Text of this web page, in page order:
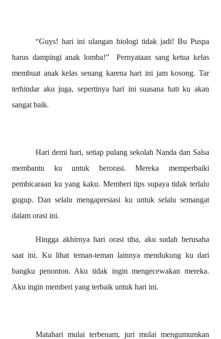
“Guys! hari ini ulangan biologi tidak jadi! Bu Puspa
harus dampingi anak lomba!”
Pernyataan sang ketua kelas
membuat anak kelas senang karena hari ini jam kosong. Tar
terhindar aku juga, sepertinya hari ini suasana hati ku akan
sangat baik.
Hari demi hari, setiap pulang sekolah Nanda dan Salsa
membantu ku untuk berorasi. Mereka memperbaiki
pembicaraan ku yang kaku. Memberi tips supaya tidak terlalu
gugup. Dan selalu mengapresiasi ku untuk selalu semangat
dalam orasi ini.
Hingga akhirnya hari orasi tiba, aku sudah berusaha
saat ini. Ku lihat teman-teman lainnya mendukung ku dari
bangku penonton. Aku tidak ingin mengecewakan mereka.
Aku ingin memberi yang terbaik untuk hari ini.
Matahari mulai terbenam, juri mulai mengumumkan